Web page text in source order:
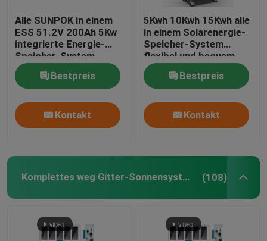
Alle SUNPOK in einem
ESS 51.2V 200Ah 5Kw
integrierte Energie-
Speicher-System
Bestpreis
Kontakt
5Kwh 10Kwh 15Kwh alle
in einem Solarenergie-
Speicher-System
flexibel und bequem
Bestpreis
Kontakt
Komplettes weg Gitter-Sonnensystem (108)